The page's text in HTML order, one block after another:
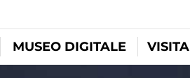
MUSEO DIGITALE VISITA